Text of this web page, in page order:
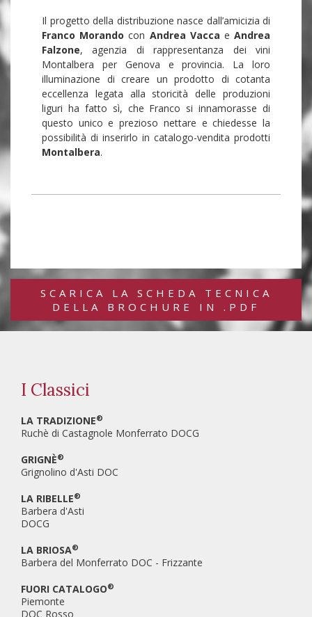
Il progetto della distribuzione nasce dall’amicizia di
Franco Morando con Andrea Vacca eAndrea
Falzone, agenzia di rappresentanza dei vini
Montalbera per Genova e provincia. La loro
illuminazione di creare un prodotto di cotanta
eccellenza legata alla storicità delle produzioni
liguri ha fatto sì, che Franco si innamorasse di
questo unico e prezioso nettare e chiedesse la
possibilità di inserirlo in catalogo-vendita prodotti
Montalbera.
SCARICA LA SCHEDA TECNICA
DELLA BROCHURE IN .PDF
I Classici
LA TRADIZIONE®
Ruchè di Castagnole Monferrato DOCG
GRIGNÈ®
Grignolino d'Asti DOC
LA RIBELLE®
Barbera d'Asti
DOCG
LA BRIOSA®
Barbera del Monferrato DOC - Frizzante
FUORI CATALOGO®
Piemonte
DOC Rosso